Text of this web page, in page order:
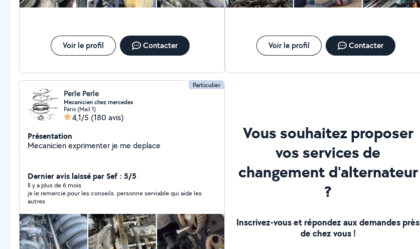
Voir le profil Contacter Voir le profil Contacter
Particulier
Perle Perle
Mecanicien chez mercedes
Paris (Mail 1)
4,1/5 (180 avis)
Présentation
Mecanicien exprimenter je me deplace
Dernier avis laissé par Sef : 5/5
Il y a plus de 6 mois
je le remercie pour les conseils. personne serviable qui aide les
autres
Vous souhaitez proposer
vos services de
changement d'alternateur
?
Inscrivez-vous et répondez aux demandes près
de chez vous !